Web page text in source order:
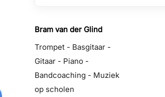
Bram van der Glind
Trompet - Basgitaar -
Gitaar - Piano -
Bandcoaching - Muziek
op scholen